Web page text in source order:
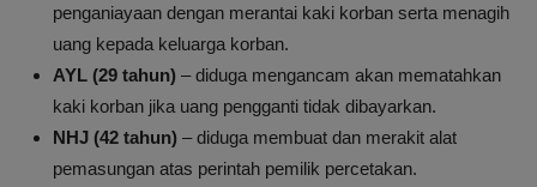
penganiayaan dengan merantai kaki korban serta menagih
uang kepada keluarga korban.
AYL (29 tahun) – diduga mengancam akan mematahkan
kaki korban jika uang pengganti tidak dibayarkan.
NHJ (42 tahun) – diduga membuat dan merakit alat
pemasungan atas perintah pemilik percetakan.